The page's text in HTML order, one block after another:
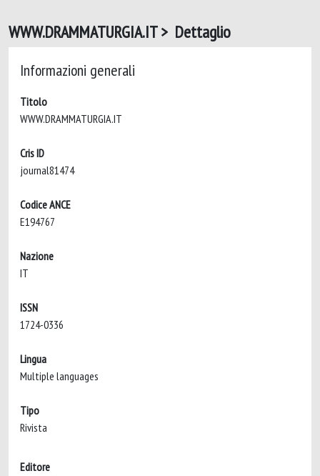
WWW.DRAMMATURGIA.IT > Dettaglio
Informazioni generali
Titolo
Cris ID
Codice ANCE
Nazione
ISSN
Lingua
Tipo
Rivista
Editore